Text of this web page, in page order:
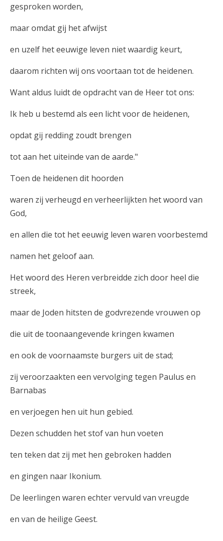
gesproken worden,
maar omdat gij het afwijst
en uzelf het eeuwige leven niet waardig keurt,
daarom richten wij ons voortaan tot de heidenen.
Want aldus luidt de opdracht van de Heer tot ons:
Ik heb u bestemd als een licht voor de heidenen,
opdat gij redding zoudt brengen
tot aan het uiteinde van de aarde."
Toen de heidenen dit hoorden
waren zij verheugd en verheerlijkten het woord van
God,
en allen die tot het eeuwig leven waren voorbestemd
namen het geloof aan.
Het woord des Heren verbreidde zich door heel die
streek,
maar de Joden hitsten de godvrezende vrouwen op
die uit de toonaangevende kringen kwamen
en ook de voornaamste burgers uit de stad;
zij veroorzaakten een vervolging tegen Paulus en
Barnabas
en verjoegen hen uit hun gebied.
Dezen schudden het stof van hun voeten
ten teken dat zij met hen gebroken hadden
en gingen naar Ikonium.
De leerlingen waren echter vervuld van vreugde
en van de heilige Geest.